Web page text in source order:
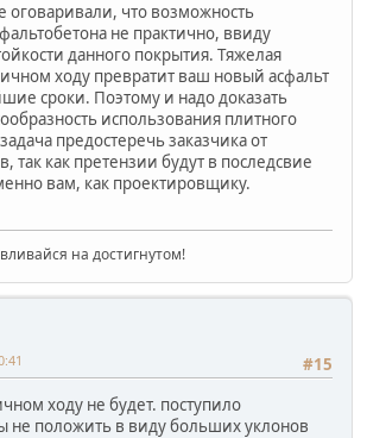
оговаривали, что возможность
не практично, ввиду
данного покрытия. Тяжелая
ходу превратит ваш новый асфальт
сроки. Поэтому и надо доказать
использования плитного
предостеречь заказчика от
так как претензии будут в последсвие
вам, как проектировщику.
на достигнутом!
#15
ходу не будет. поступило
не положить в виду больших уклонов